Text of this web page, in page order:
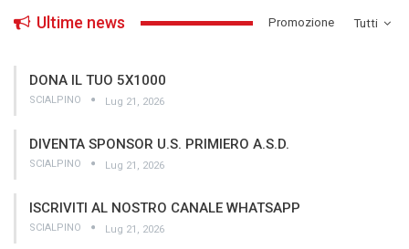
Tutti
Ultime news ­Promozione
DONA IL TUO 5X1000
SCIALPINO Lug 21, 2026
DIVENTA SPONSOR U.S. PRIMIERO A.S.D.
SCIALPINO Lug 21, 2026
ISCRIVITI AL NOSTRO CANALE WHATSAPP
SCIALPINO Lug 21, 2026